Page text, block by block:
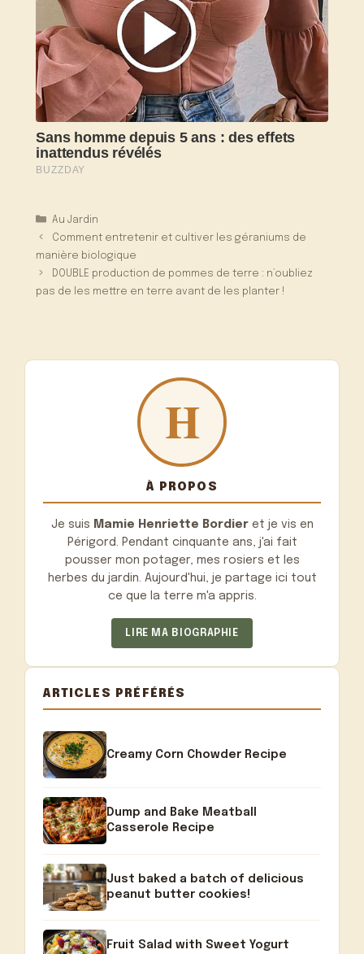
Catégories
Au Jardin
Comment entretenir et cultiver les géraniums de
manière biologique
DOUBLE production de pommes de terre : n’oubliez
pas de les mettre en terre avant de les planter !
À PROPOS
Je suis Mamie Henriette Bordieret je vis en
Périgord. Pendant cinquante ans, j'ai fait
pousser mon potager, mes rosiers et les
herbes du jardin. Aujourd'hui, je partage ici tout
ce que la terre m'a appris.
LIRE MA BIOGRAPHIE
ARTICLES PRÉFÉRÉS
Creamy Corn Chowder Recipe
Dump and Bake Meatball
Casserole Recipe
Just baked a batch of delicious
peanut butter cookies!
Fruit Salad with Sweet Yogurt